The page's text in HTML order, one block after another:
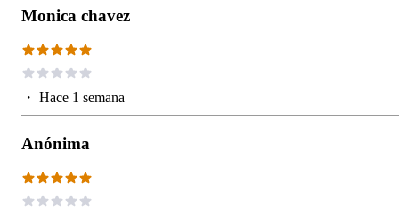
Monica chavez
・ Hace 1 semana
Anónima